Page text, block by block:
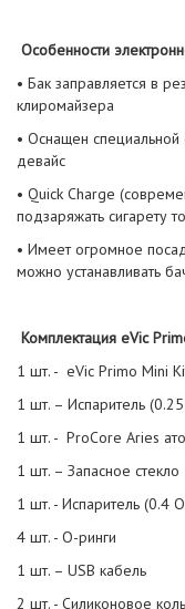
Особенности
• Бак заправляется в
клиромайзера
• Оснащен
девайс
• Quick Charge
подзаряжать сигарету
• Имеет огромное
можно устанавливать
Комплектация eVic
1 шт. - eVic Primo Mini
1 шт. – Испаритель
1 шт. - ProCore Aries
1 шт. – Запасное стекло
1 шт. - Испаритель (0.4
4 шт. - О-ринги
1 шт. – USB кабель
2 шт. - Силиконовое